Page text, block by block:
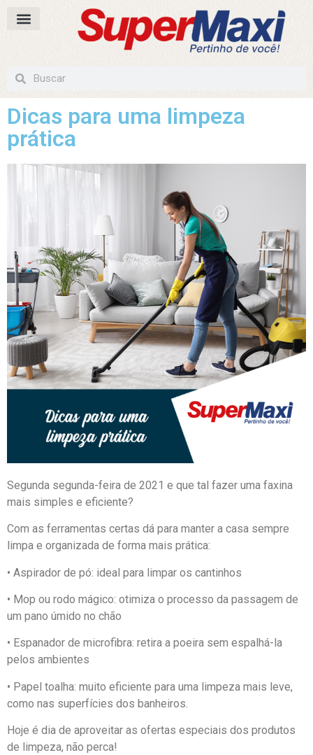
Dicas para uma limpeza
prática
Segunda segunda-feira de 2021 e que tal fazer uma faxina
mais simples e eficiente?
Com as ferramentas certas dá para manter a casa sempre
limpa e organizada de forma mais prática:
• Aspirador de pó: ideal para limpar os cantinhos
• Mop ou rodo mágico: otimiza o processo da passagem de
um pano úmido no chão
• Espanador de microfibra: retira a poeira sem espalhá-la
pelos ambientes
• Papel toalha: muito eficiente para uma limpeza mais leve,
como nas superfícies dos banheiros.
Hoje é dia de aproveitar as ofertas especiais dos produtos
de limpeza, não perca!